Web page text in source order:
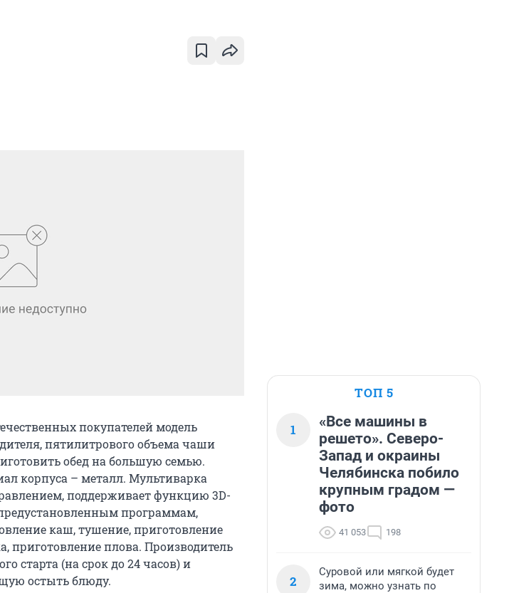
покупателей модель
пятилитрового объема чаши
обед на большую семью.
корпуса – металл. Мультиварка
поддерживает функцию 3D-
предустановленным программам,
каш, тушение, приготовление
приготовление плова. Производитель
старта (на срок до 24 часов) и
остыть блюду.
ТОП 5
1
«Все машины в
решето». Северо-
Запад и окраины
Челябинска побило
крупным градом —
фото
41 053 198
2
Суровой или мягкой будет
зима, можно узнать по